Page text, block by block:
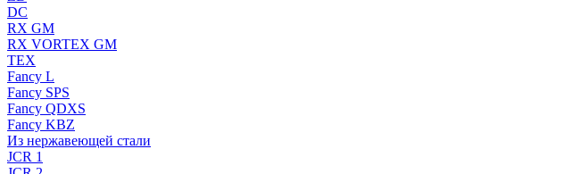
DC
RX GM
RX VORTEX GM
TEX
Fancy L
Fancy SPS
Fancy QDXS
Fancy KBZ
Из нержавеющей стали
JCR 1